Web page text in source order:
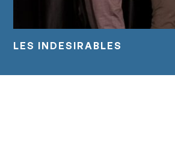
LES INDESIRABLES